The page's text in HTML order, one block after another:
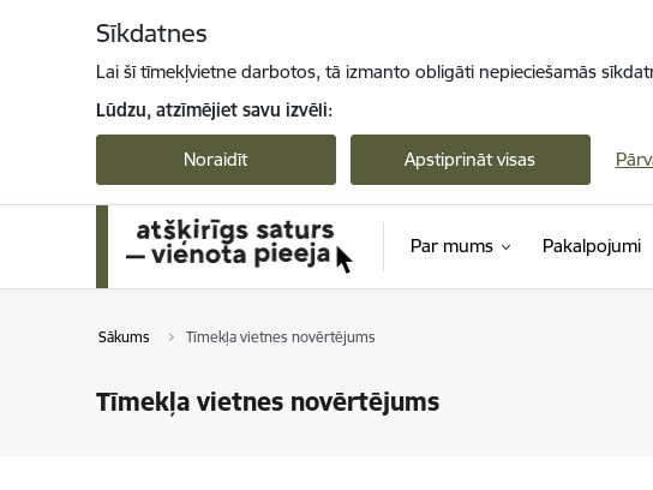
Sīkdatnes
Lai šī tīmekļvietne darbotos, tā izmanto obligāti nepieciešamās
Lūdzu, atzīmējiet savu izvēli:
Noraidīt Apstiprināt visas
Par mums Pakalpojumi
Sākums Tīmekļa vietnes novērtējums
Tīmekļa vietnes novērtējums